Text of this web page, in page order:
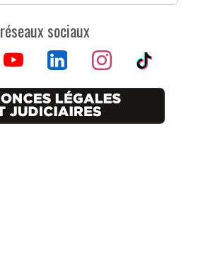
réseaux sociaux